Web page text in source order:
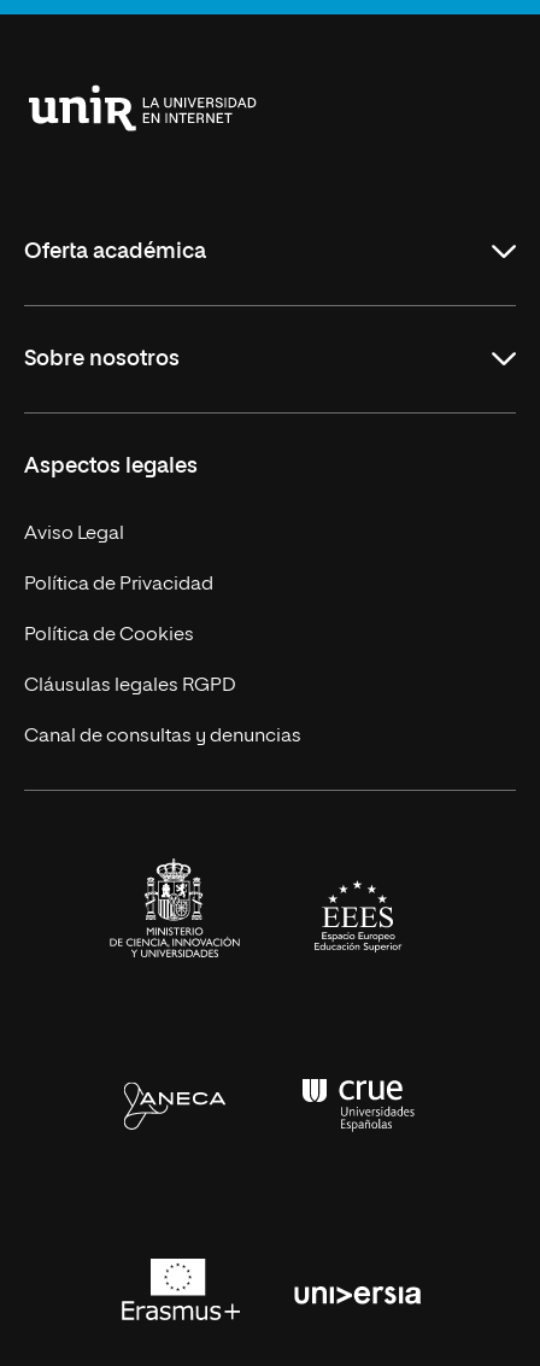
Oferta académica
Másteres Oficiales
Doctorados
Experto Universitario
Postgrados
Cursos Universitarios
Sobre nosotros
Facultades
Nuestro Equipo
Trabaja en UNIR
Actualidad
UNIR Revista
Eventos
Aspectos legales
Aviso Legal
Política de Privacidad
Política de Cookies
Cláusulas legales RGPD
Canal de consultas y denuncias